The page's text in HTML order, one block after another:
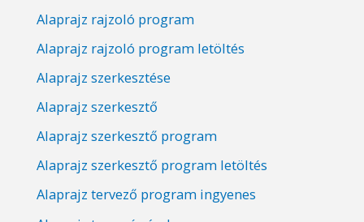
Alaprajz rajzoló program
Alaprajz rajzoló program letöltés
Alaprajz szerkesztése
Alaprajz szerkesztő
Alaprajz szerkesztő program
Alaprajz szerkesztő program letöltés
Alaprajz tervező program ingyenes